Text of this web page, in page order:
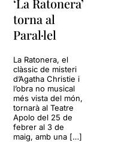
torna al
Paral·lel
La Ratonera, el
clàssic de misteri
d’Agatha Christie i
l’obra no musical
més vista del món,
tornarà al Teatre
Apolo del 25 de
febrer al 3 de
maig, amb una […]